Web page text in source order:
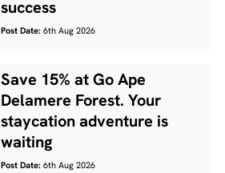
success
Post Date: 6th Aug 2026
Save 15% at Go Ape
Delamere Forest. Your
staycation adventure is
waiting
Post Date: 6th Aug 2026